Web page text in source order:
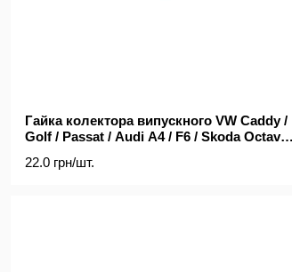
Гайка колектора випускного VW Caddy /
Golf / Passat / Audi A4 / F6 / Skoda Octavia
22.0 грн/шт.